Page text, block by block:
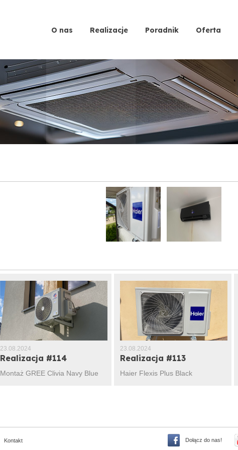
O nas Realizacje Poradnik Oferta
23.08.2024
Realizacja #114
Montaż GREE Clivia Navy Blue
23.08.2024
Realizacja #113
Haier Flexis Plus Black
Kontakt Dołącz do nas!